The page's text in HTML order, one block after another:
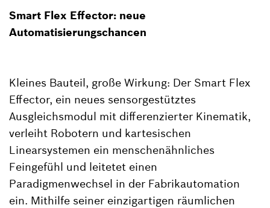
Smart Flex Effector: neue
Automatisierungschancen
Kleines Bauteil, große Wirkung: Der Smart Flex
Effector, ein neues sensorgestütztes
Ausgleichsmodul mit differenzierter Kinematik,
verleiht Robotern und kartesischen
Linearsystemen ein menschenähnliches
Feingefühl und leitetet einen
Paradigmenwechsel in der Fabrikautomation
ein. Mithilfe seiner einzigartigen räumlichen